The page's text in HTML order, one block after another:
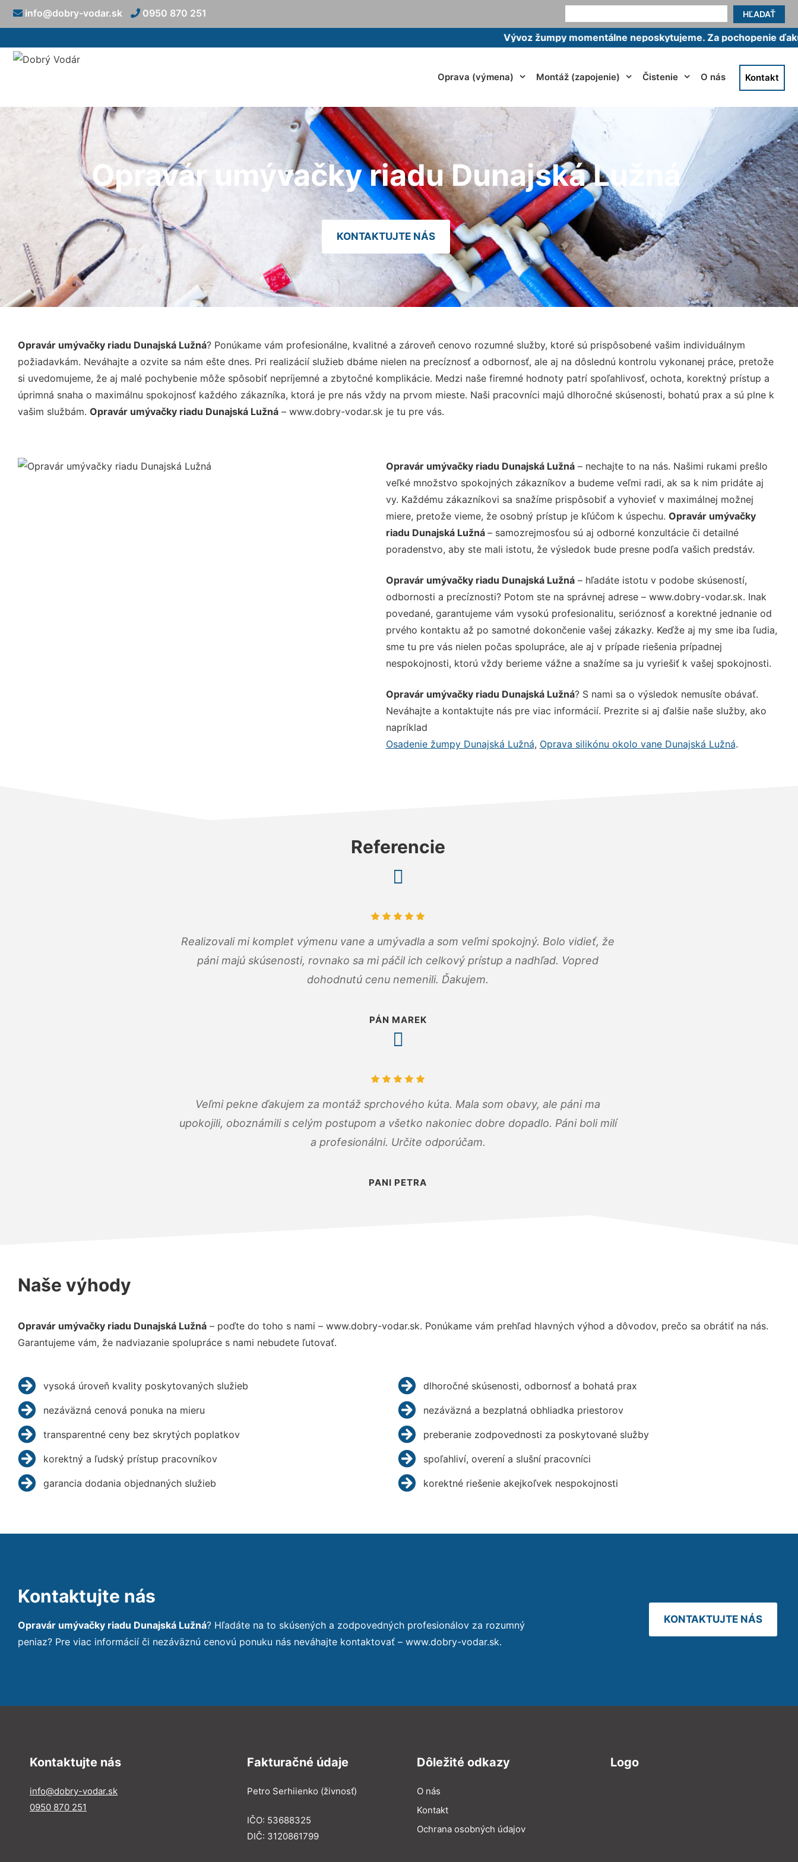
HĽADAŤ
info@dobry-vodar.sk 0950 870 251
Vývoz žumpy momentálne neposkytujeme. Za pochopenie ďakujeme.
Oprava (výmena) Montáž (zapojenie) Čistenie O nás Kontakt
Opravár umývačky riadu Dunajská Lužná
KONTAKTUJTE NÁS
Opravár umývačky riadu Dunajská Lužná? Ponúkame vám profesionálne, kvalitné a zároveň cenovo rozumné služby, ktoré sú prispôsobené vašim individuálnym
požiadavkám. Neváhajte a ozvite sa nám ešte dnes. Pri realizácií služieb dbáme nielen na precíznosť a odbornosť, ale aj na dôslednú kontrolu vykonanej práce, pretože
si uvedomujeme, že aj malé pochybenie môže spôsobiť nepríjemné a zbytočné komplikácie. Medzi naše firemné hodnoty patrí spoľahlivosť, ochota, korektný prístup a
úprimná snaha o maximálnu spokojnosť každého zákazníka, ktorá je pre nás vždy na prvom mieste. Naši pracovníci majú dlhoročné skúsenosti, bohatú prax a sú plne k
vašim službám. Opravár umývačky riadu Dunajská Lužná – www.dobry-vodar.sk je tu pre vás.
Opravár umývačky riadu Dunajská Lužná– nechajte to na nás. Našimi rukami prešlo
veľké množstvo spokojných zákazníkov a budeme veľmi radi, ak sa k nim pridáte aj
vy. Každému zákazníkovi sa snažíme prispôsobiť a vyhovieť v maximálnej možnej
miere, pretože vieme, že osobný prístup je kľúčom k úspechu. Opravár umývačky
riadu Dunajská Lužná – samozrejmosťou sú aj odborné konzultácie či detailné
poradenstvo, aby ste mali istotu, že výsledok bude presne podľa vašich predstáv.
Opravár umývačky riadu Dunajská Lužná– hľadáte istotu v podobe skúseností,
odbornosti a precíznosti? Potom ste na správnej adrese – www.dobry-vodar.sk. Inak
povedané, garantujeme vám vysokú profesionalitu, serióznosť a korektné jednanie od
prvého kontaktu až po samotné dokončenie vašej zákazky. Keďže aj my sme iba ľudia,
sme tu pre vás nielen počas spolupráce, ale aj v prípade riešenia prípadnej
nespokojnosti, ktorú vždy berieme vážne a snažíme sa ju vyriešiť k vašej spokojnosti.
Opravár umývačky riadu Dunajská Lužná? S nami sa o výsledok nemusíte obávať.
Neváhajte a kontaktujte nás pre viac informácií. Prezrite si aj ďalšie naše služby, ako
napríklad
Osadenie žumpy Dunajská Lužná, Oprava silikónu okolo vane Dunajská Lužná.
Referencie
Realizovali mi komplet výmenu vane a umývadla a som veľmi spokojný. Bolo vidieť, že
páni majú skúsenosti, rovnako sa mi páčil ich celkový prístup a nadhľad. Vopred
dohodnutú cenu nemenili. Ďakujem.
PÁN MAREK
Veľmi pekne ďakujem za montáž sprchového kúta. Mala som obavy, ale páni ma
upokojili, oboznámili s celým postupom a všetko nakoniec dobre dopadlo. Páni boli milí
a profesionálni. Určite odporúčam.
PANI PETRA
Naše výhody
Opravár umývačky riadu Dunajská Lužná – poďte do toho s nami – www.dobry-vodar.sk. Ponúkame vám prehľad hlavných výhod a dôvodov, prečo sa obrátiť na nás.
Garantujeme vám, že nadviazanie spolupráce s nami nebudete ľutovať.
vysoká úroveň kvality poskytovaných služieb
nezáväzná cenová ponuka na mieru
transparentné ceny bez skrytých poplatkov
korektný a ľudský prístup pracovníkov
garancia dodania objednaných služieb
dlhoročné skúsenosti, odbornosť a bohatá prax
nezáväzná a bezplatná obhliadka priestorov
preberanie zodpovednosti za poskytované služby
spoľahliví, overení a slušní pracovníci
korektné riešenie akejkoľvek nespokojnosti
Kontaktujte nás
Opravár umývačky riadu Dunajská Lužná? Hľadáte na to skúsených a zodpovedných profesionálov za rozumný
peniaz? Pre viac informácií či nezáväznú cenovú ponuku nás neváhajte kontaktovať – www.dobry-vodar.sk.
KONTAKTUJTE NÁS
Kontaktujte nás
info@dobry-vodar.sk
0950 870 251
Fakturačné údaje
Petro Serhiienko (živnosť)
IČO: 53688325
DIČ: 3120861799
Dôležité odkazy
O nás
Kontakt
Ochrana osobných údajov
Logo